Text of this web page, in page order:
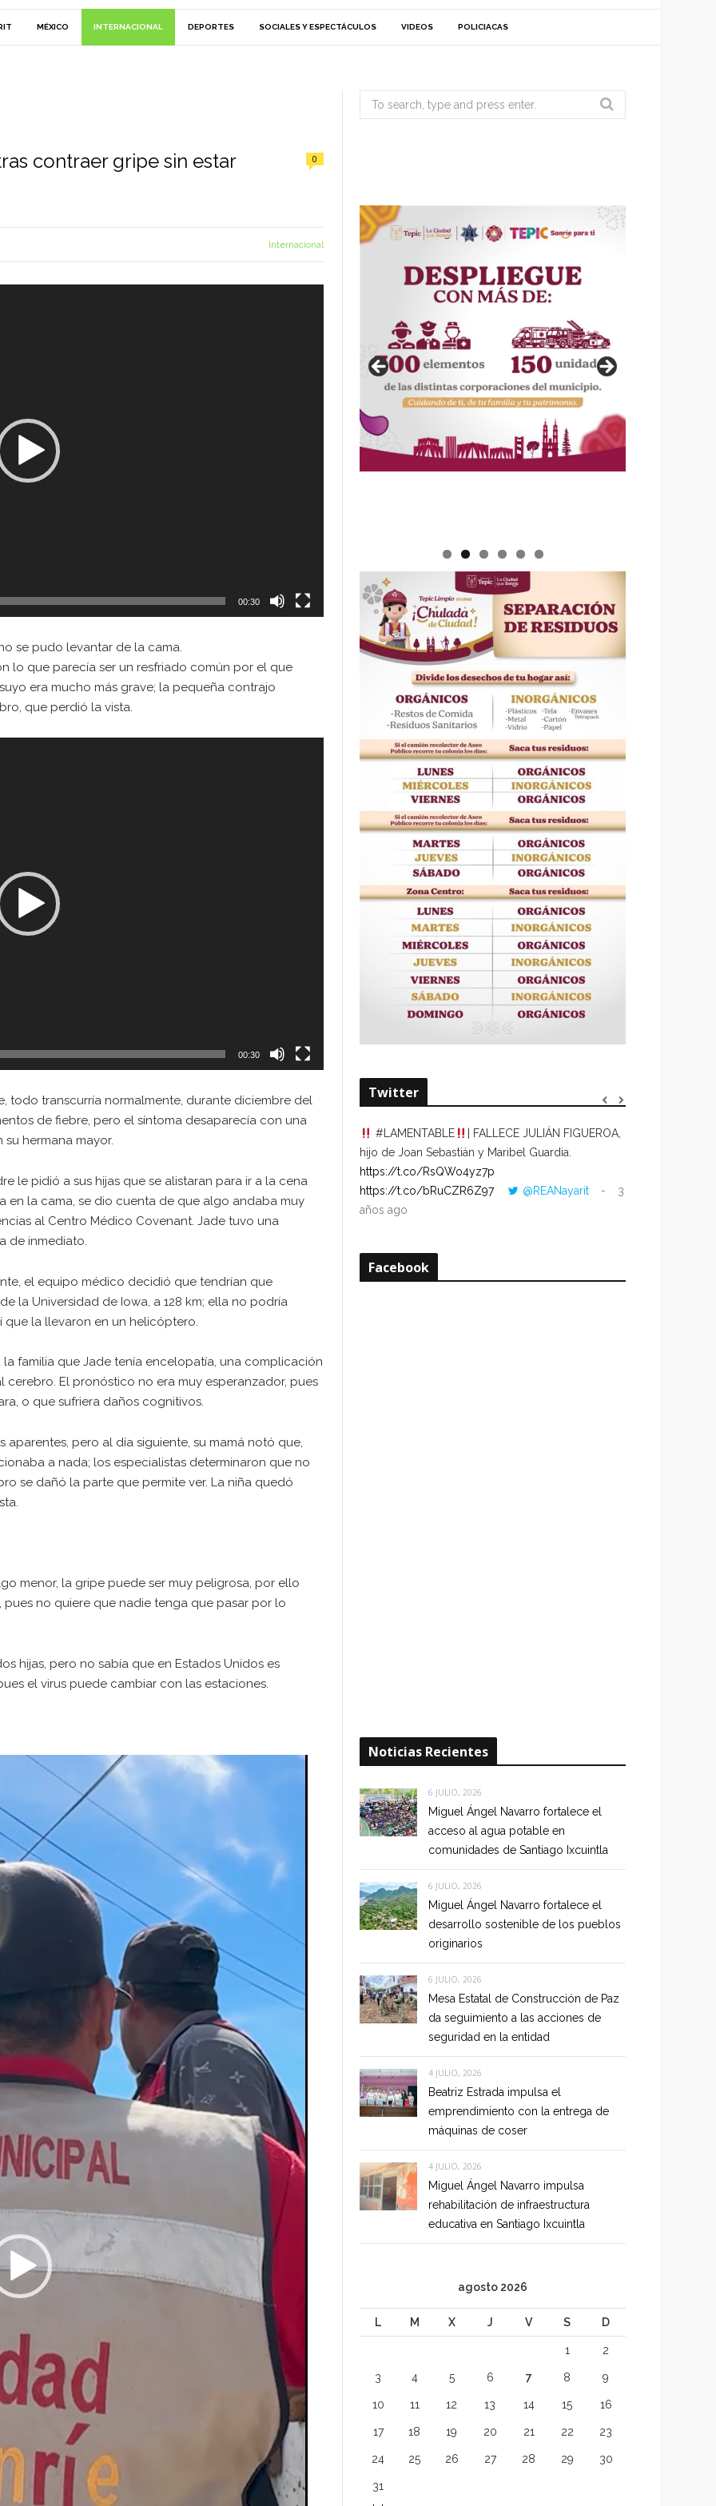
MÉXICO INTERNACIONAL DEPORTES SOCIALES Y ESPECTÁCULOS VIDEOS POLICIACAS
contraer gripe sin estar
0
Internacional
00:30
se pudo levantar de la cama.
lo que parecía ser un resfriado común por el que
era mucho más grave; la pequeña contrajo
que perdió la vista.
00:30
todo transcurría normalmente, durante diciembre del
de fiebre, pero el síntoma desaparecía con una
hermana mayor.
le pidió a sus hijas que se alistaran para ir a la cena
en la cama, se dio cuenta de que algo andaba muy
al Centro Médico Covenant. Jade tuvo una
de inmediato.
el equipo médico decidió que tendrían que
la Universidad de Iowa, a 128 km; ella no podría
la llevaron en un helicóptero.
familia que Jade tenía encelopatía, una complicación
El pronóstico no era muy esperanzador, pues
o que sufriera daños cognitivos.
pero al día siguiente, su mamá notó que,
a nada; los especialistas determinaron que no
se dañó la parte que permite ver. La niña quedó
menor, la gripe puede ser muy peligrosa, por ello
no quiere que nadie tenga que pasar por lo
hijas, pero no sabía que en Estados Unidos es
el virus puede cambiar con las estaciones.
Search
for:
Twitter
#LAMENTABLE
| FALLECE JULIÁN FIGUEROA,
hijo de Joan Sebastián y Maribel Guardia.
https://t.co/RsQWo4yz7p
https://t.co/bRuCZR6Z97
@REANayarit
3
años ago
Facebook
Noticias Recientes
6 JULIO, 2026
Miguel Ángel Navarro fortalece el
acceso al agua potable en
comunidades de Santiago Ixcuintla
6 JULIO, 2026
Miguel Ángel Navarro fortalece el
desarrollo sostenible de los pueblos
originarios
6 JULIO, 2026
Mesa Estatal de Construcción de Paz
da seguimiento a las acciones de
seguridad en la entidad
4 JULIO, 2026
Beatriz Estrada impulsa el
emprendimiento con la entrega de
máquinas de coser
4 JULIO, 2026
Miguel Ángel Navarro impulsa
rehabilitación de infraestructura
educativa en Santiago Ixcuintla
agosto 2026
L M X J V S D
1 2
3 4 5 6 7 8 9
10 11 12 13 14 15 16
17 18 19 20 21 22 23
24 25 26 27 28 29 30
31